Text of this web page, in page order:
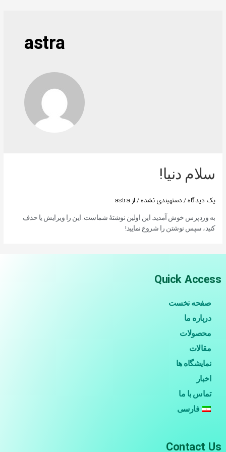
astra
سلام دنیا!
یک دیدگاه/دستهبندی نشده/ از astra
به وردپرس خوش آمدید. این اولین نوشتهٔ شماست. این را ویرایش یا حذف
کنید، سپس نوشتن را شروع نمایید!
Quick Access
صفحه نخست
درباره ما
محصولات
مقالات
نمایشگاه ها
اخبار
تماس با ما
فارسی
Contact Us